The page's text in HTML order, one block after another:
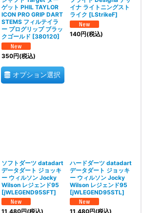
ゲット PHIL TAYLOR
ICON PRO GRIP DART
STEMS フィルテイラ
ー プログリップ ブラッ
クゴールド [380120]
350円(税込)
オプション選択
イナ ライトニングスト
ライク [LStrikeF]
140円(税込)
ソフトダーツ datadart
データダート ジョッキ
ー ウィルソン Jocky
Wilson レジェンド95
[jWLEGEND95SFT]
11,480円(税込)
ハードダーツ datadart
データダート ジョッキ
ー ウィルソン Jocky
Wilson レジェンド95
[jWLEGEND95STL]
11,480円(税込)